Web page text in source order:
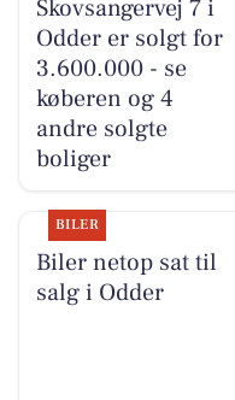
Skovsangervej 7 i
Odder er solgt for
3.600.000 - se
køberen og 4
andre solgte
boliger
BILER
Biler netop sat til
salg i Odder